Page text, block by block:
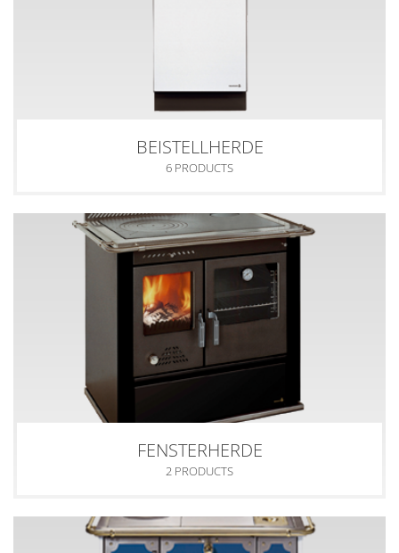
BEISTELLHERDE
6 PRODUCTS
FENSTERHERDE
2 PRODUCTS